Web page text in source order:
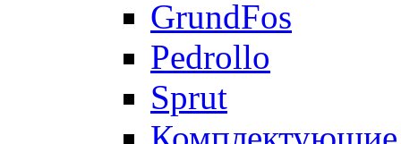
GrundFos
Pedrollo
Sprut